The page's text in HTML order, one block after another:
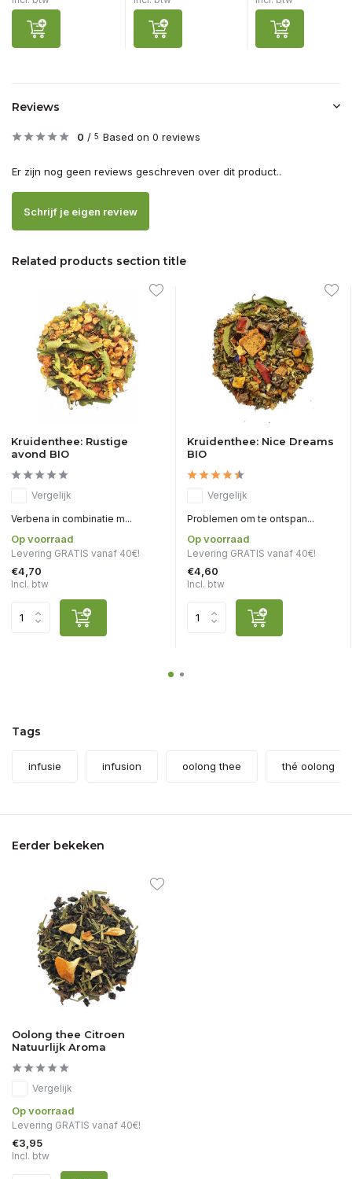
Reviews
0 / 5 Based on 0 reviews
Er zijn nog geen reviews geschreven over dit product..
Schrijf je eigen review
Related products section title
Kruidenthee: Rustige
avond BIO
Vergelijk
Verbena in combinatie m...
Op voorraad
Levering GRATIS vanaf 40€!
€4,70
Incl. btw
Kruidenthee: Nice Dreams
BIO
Vergelijk
Problemen om te ontspan...
Op voorraad
Levering GRATIS vanaf 40€!
€4,60
Incl. btw
Tags
infusie infusion oolong thee thé oolong
Eerder bekeken
Oolong thee Citroen
Natuurlijk Aroma
Vergelijk
Op voorraad
Levering GRATIS vanaf 40€!
€3,95
Incl. btw